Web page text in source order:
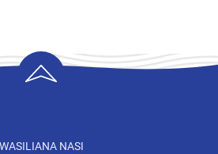
WASILIANA NASI